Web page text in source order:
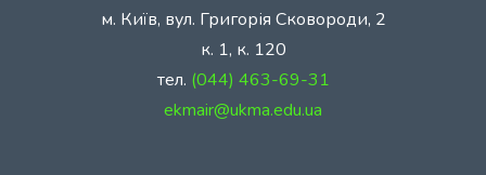
м. Київ, вул. Григорія Сковороди, 2
к. 1, к. 120
тел. (044) 463-69-31
ekmair@ukma.edu.ua